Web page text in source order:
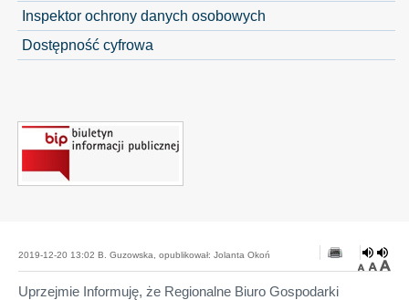
Inspektor ochrony danych osobowych
Dostępność cyfrowa
2019-12-20 13:02 B. Guzowska, opublikował: Jolanta Okoń
Uprzejmie Informuję, że Regionalne Biuro Gospodarki